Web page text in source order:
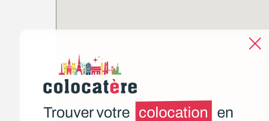
Trouver votre colocation
en